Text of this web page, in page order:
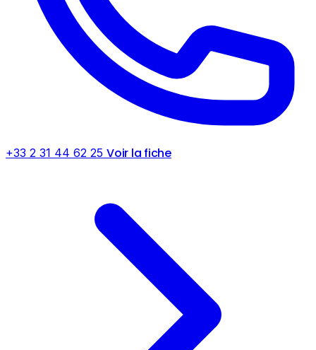
+33 2 31 44 62 25 Voir la fiche